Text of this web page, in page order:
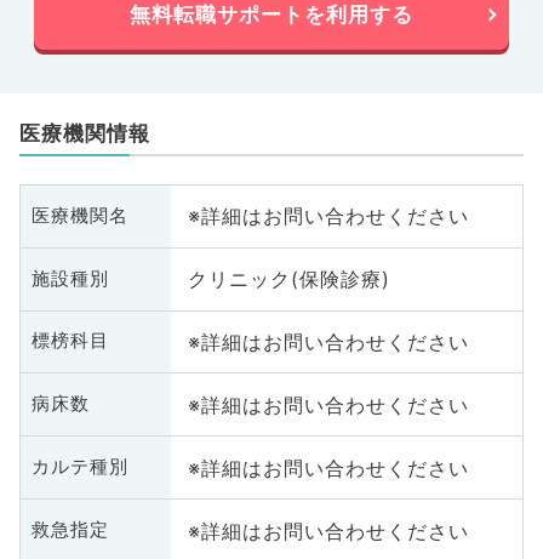
無料転職サポートを利用する
医療機関情報
医療機関名 ※詳細はお問い合わせください
施設種別 クリニック(保険診療)
標榜科目 ※詳細はお問い合わせください
病床数 ※詳細はお問い合わせください
カルテ種別 ※詳細はお問い合わせください
救急指定 ※詳細はお問い合わせください